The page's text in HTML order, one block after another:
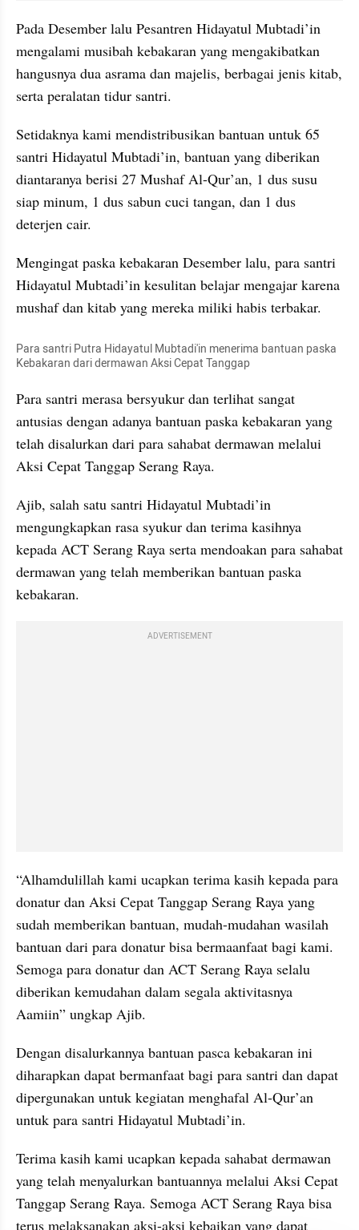
Pada Desember lalu Pesantren Hidayatul Mubtadi’in
mengalami musibah kebakaran yang mengakibatkan
hangusnya dua asrama dan majelis, berbagai jenis kitab,
serta peralatan tidur santri.
Setidaknya kami mendistribusikan bantuan untuk 65
santri Hidayatul Mubtadi’in, bantuan yang diberikan
diantaranya berisi 27 Mushaf Al-Qur’an, 1 dus susu
siap minum, 1 dus sabun cuci tangan, dan 1 dus
deterjen cair.
Mengingat paska kebakaran Desember lalu, para santri
Hidayatul Mubtadi’in kesulitan belajar mengajar karena
mushaf dan kitab yang mereka miliki habis terbakar.
Para santri Putra Hidayatul Mubtadi'in menerima bantuan paska
Kebakaran dari dermawan Aksi Cepat Tanggap
Para santri merasa bersyukur dan terlihat sangat
antusias dengan adanya bantuan paska kebakaran yang
telah disalurkan dari para sahabat dermawan melalui
Aksi Cepat Tanggap Serang Raya.
Ajib, salah satu santri Hidayatul Mubtadi’in
mengungkapkan rasa syukur dan terima kasihnya
kepada ACT Serang Raya serta mendoakan para sahabat
dermawan yang telah memberikan bantuan paska
kebakaran.
ADVERTISEMENT
“Alhamdulillah kami ucapkan terima kasih kepada para
donatur dan Aksi Cepat Tanggap Serang Raya yang
sudah memberikan bantuan, mudah-mudahan wasilah
bantuan dari para donatur bisa bermaanfaat bagi kami.
Semoga para donatur dan ACT Serang Raya selalu
diberikan kemudahan dalam segala aktivitasnya
Aamiin” ungkap Ajib.
Dengan disalurkannya bantuan pasca kebakaran ini
diharapkan dapat bermanfaat bagi para santri dan dapat
dipergunakan untuk kegiatan menghafal Al-Qur’an
untuk para santri Hidayatul Mubtadi’in.
Terima kasih kami ucapkan kepada sahabat dermawan
yang telah menyalurkan bantuannya melalui Aksi Cepat
Tanggap Serang Raya. Semoga ACT Serang Raya bisa
terus melaksanakan aksi-aksi kebaikan yang dapat